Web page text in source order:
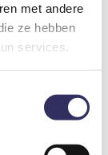
met andere
ze hebben
services.